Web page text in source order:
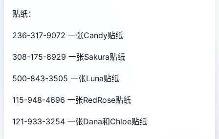
贴纸：
236-317-9072 一张Candy贴纸
308-175-8929 一张Sakura贴纸
500-843-3505 一张Luna贴纸
115-948-4696 一张RedRose贴纸
121-933-3254 一张Dana和Chloe贴纸